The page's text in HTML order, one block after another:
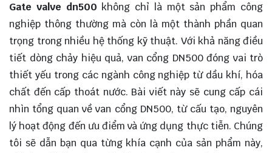
Gate valve dn500 không chỉ là một sản phẩm công
nghiệp thông thường mà còn là một thành phần quan
trọng trong nhiều hệ thống kỹ thuật. Với khả năng điều
tiết dòng chảy hiệu quả, van cổng DN500 đóng vai trò
thiết yếu trong các ngành công nghiệp từ dầu khí, hóa
chất đến cấp thoát nước. Bài viết này sẽ cung cấp cái
nhìn tổng quan về van cổng DN500, từ cấu tạo, nguyên
lý hoạt động đến ưu điểm và ứng dụng thực tiễn. Chúng
tôi sẽ dẫn bạn qua từng khía cạnh của sản phẩm này,